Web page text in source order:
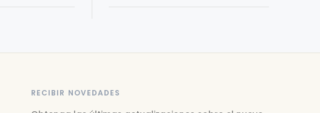
RECIBIR NOVEDADES